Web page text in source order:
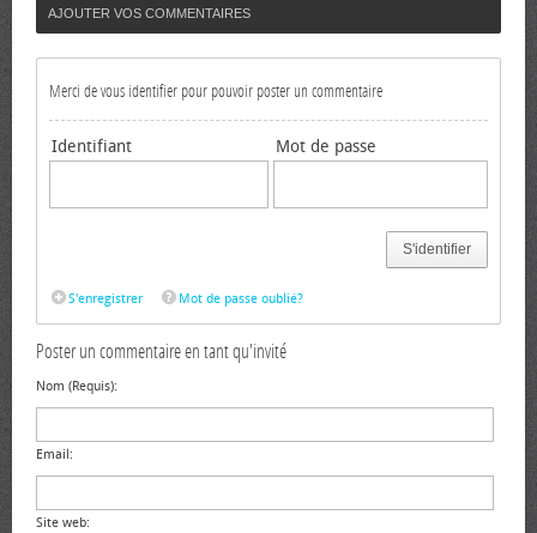
AJOUTER VOS COMMENTAIRES
Merci de vous identifier pour pouvoir poster un commentaire
Identifiant Mot de passe
S'identifier
S'enregistrer Mot de passe oublié?
Poster un commentaire en tant qu'invité
Nom (Requis):
Email:
Site web: